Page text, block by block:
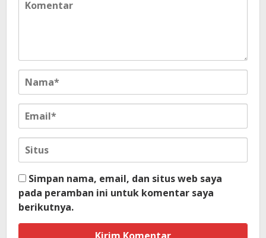
Simpan nama, email, dan situs web saya
pada peramban ini untuk komentar saya
berikutnya.